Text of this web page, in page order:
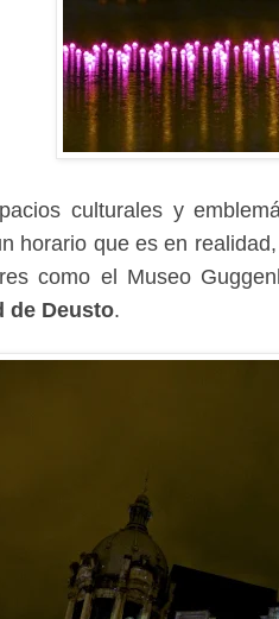
culturales y
horario que es en
como el Museo
de Deusto.